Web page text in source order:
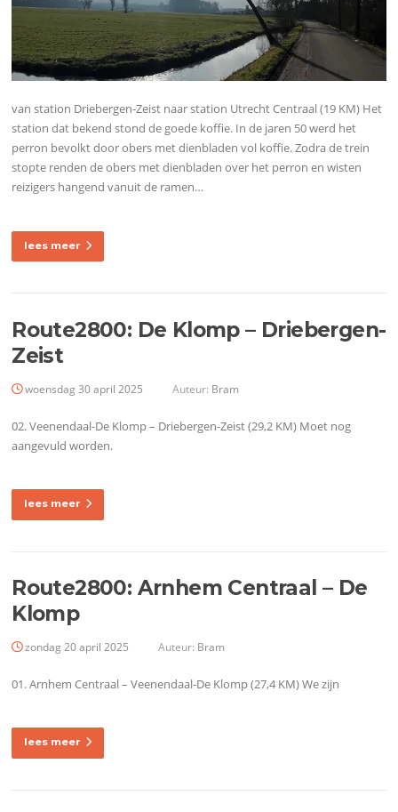
van station Driebergen-Zeist naar station Utrecht Centraal (19 KM) Het
station dat bekend stond de goede koffie. In de jaren 50 werd het
perron bevolkt door obers met dienbladen vol koffie. Zodra de trein
stopte renden de obers met dienbladen over het perron en wisten
reizigers hangend vanuit de ramen…
lees meer
Route2800: De Klomp – Driebergen-
Zeist
woensdag 30 april 2025 Auteur: Bram
02. Veenendaal-De Klomp – Driebergen-Zeist (29,2 KM) Moet nog
aangevuld worden.
lees meer
Route2800: Arnhem Centraal – De
Klomp
zondag 20 april 2025 Auteur: Bram
01. Arnhem Centraal – Veenendaal-De Klomp (27,4 KM) We zijn
lees meer